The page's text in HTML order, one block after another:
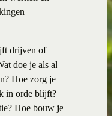
drijven of
doe je als al
Hoe zorg je
in orde blijft?
Hoe bouw je